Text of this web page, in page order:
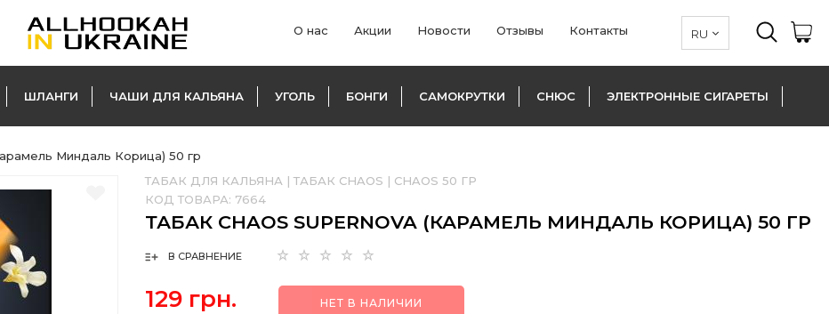
О нас Акции Новости Отзывы Контакты
ШЛАНГИ ЧАШИ ДЛЯ КАЛЬЯНА УГОЛЬ БОНГИ САМОКРУТКИ СНЮС ЭЛЕКТРОННЫЕ СИГАРЕТЫ
Миндаль Корица) 50 гр
ТАБАК ДЛЯ КАЛЬЯНА | ТАБАК CHAOS | CHAOS 50 ГР
КОД ТОВАРА: 7664
ТАБАК CHAOS SUPERNOVA (КАРАМЕЛЬ МИНДАЛЬ КОРИЦА) 50 ГР
В СРАВНЕНИЕ
129 грн. НЕТ В НАЛИЧИИ